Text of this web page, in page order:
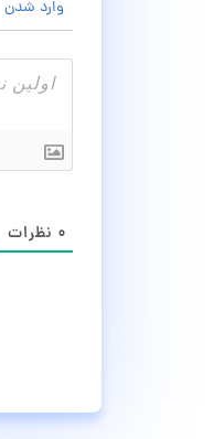
وارد شدن
۰ نظرات